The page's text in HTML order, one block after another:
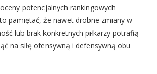
potencjalnych rankingowych
pamiętać, że nawet drobne zmiany w
lub brak konkretnych piłkarzy potrafią
na siłę ofensywną i defensywną obu